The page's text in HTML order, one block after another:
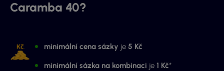
Caramba 40?
minimální cena sázky je 5 Kč
minimální sázka na kombinaci je 1 Kč*